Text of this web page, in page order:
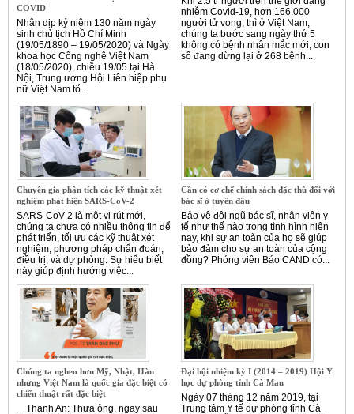
COVID
Nhân dịp kỷ niệm 130 năm ngày
sinh chủ tịch Hồ Chí Minh
(19/05/1890 – 19/05/2020) và Ngày
khoa học Công nghệ Việt Nam
(18/05/2020), chiều 19/05 tại Hà
Nội, Trung ương Hội Liên hiệp phụ
nữ Việt Nam tổ...
nhiễm Covid-19, hơn 166.000
người tử vong, thì ở Việt Nam,
chúng ta bước sang ngày thứ 5
không có bệnh nhân mắc mới, con
số đang dừng lại ở 268 bệnh...
Chuyên gia phân tích các kỹ thuật xét
nghiệm phát hiện SARS-CoV-2
SARS-CoV-2 là một vi rút mới,
chúng ta chưa có nhiều thông tin để
phát triển, tối ưu các kỹ thuật xét
nghiệm, phương pháp chẩn đoán,
điều trị, và dự phòng. Sự hiểu biết
này giúp định hướng việc...
Cần có cơ chế chính sách đặc thù đối với
bác sĩ ở tuyến đầu
Bảo vệ đội ngũ bác sĩ, nhân viên y
tế như thế nào trong tình hình hiện
nay, khi sự an toàn của họ sẽ giúp
bảo đảm cho sự an toàn của cộng
đồng? Phóng viên Báo CAND có...
Chúng ta ngheo hơn Mỹ, Nhật, Hàn
nhưng Việt Nam là quốc gia đặc biệt có
chiến thuật rất đặc biệt
Thanh An: Thưa ông, ngay sau
Đại hội nhiệm kỳ I (2014 – 2019) Hội Y
học dự phòng tỉnh Cà Mau
Ngày 07 tháng 12 năm 2019, tại
Trung tâm Y tế dự phòng tỉnh Cà